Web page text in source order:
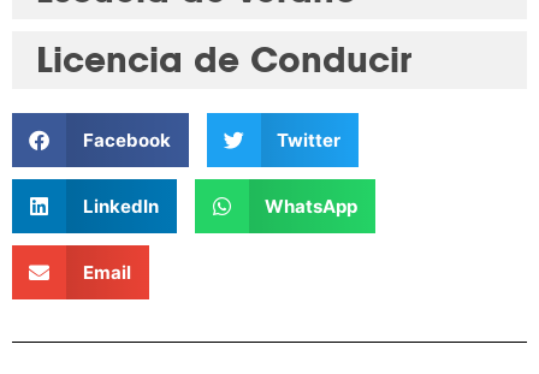
Licencia de Conducir
Facebook Twitter
LinkedIn WhatsApp
Email